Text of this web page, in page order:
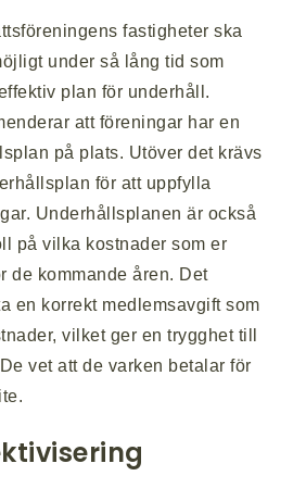
fastigheter ska
under så lång tid som
plan för underhåll.
att föreningar har en
på plats. Utöver det krävs
för att uppfylla
Underhållsplanen är också
på vilka kostnader som er
de kommande åren. Det
en korrekt medlemsavgift som
vilket ger en trygghet till
vet att de varken betalar för